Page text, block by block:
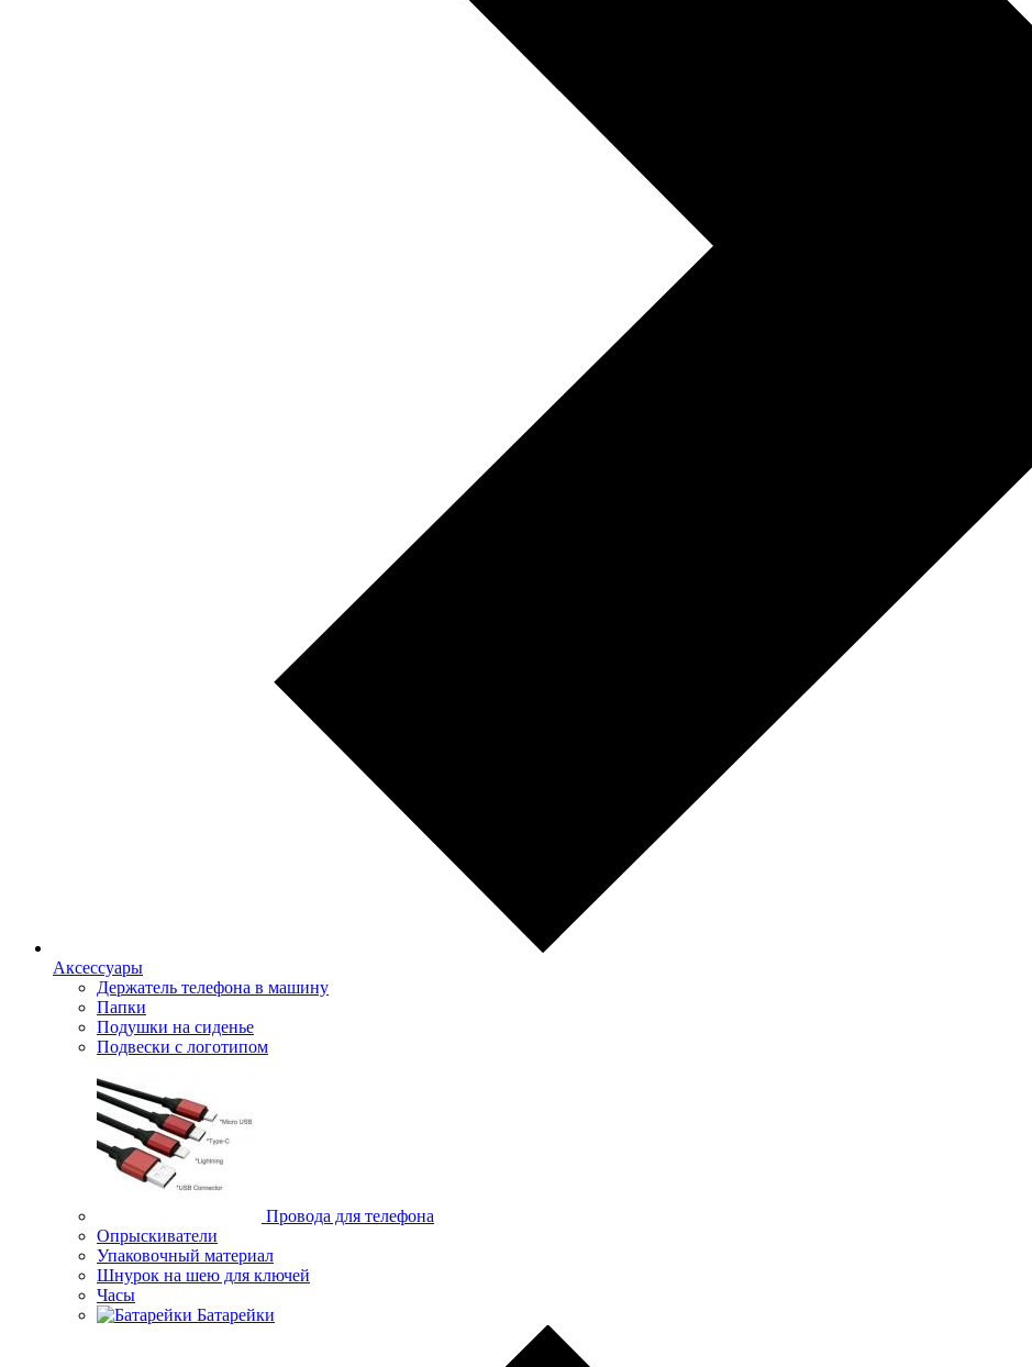
Аксессуары
Держатель телефона в машину
Папки
Подушки на сиденье
Подвески с логотипом
Провода для телефона
Опрыскиватели
Упаковочный материал
Шнурок на шею для ключей
Часы
Батарейки